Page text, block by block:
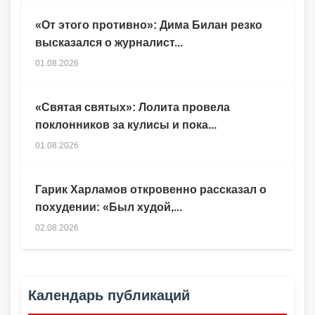
Гарик Харламов откровенно рассказал о
похудении: «Был худой,...
02.08.2026
«От этого противно»: Дима Билан резко
высказался о журналист...
01.08.2026
«Святая святых»: Лолита провела
поклонников за кулисы и пока...
01.08.2026
Календарь публикаций